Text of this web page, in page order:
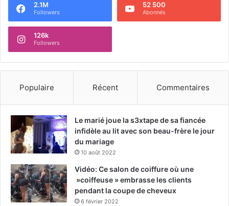
2.1M
Followers
52 500
Abonnés
126k
Followers
Populaire Récent Commentaires
Le marié joue la s3xtape de sa fiancée
infidèle au lit avec son beau-frère le jour
du mariage
10 août 2022
Vidéo: Ce salon de coiffure où une
»coiffeuse » embrasse les clients
pendant la coupe de cheveux
6 février 2022